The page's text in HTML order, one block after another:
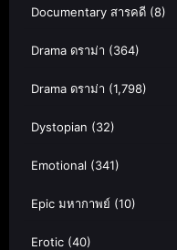
Documentary สารคดี (8)
Drama ดราม่า (364)
Drama ดราม่า (1,798)
Dystopian (32)
Emotional (341)
Epic มหากาพย์ (10)
Erotic (40)